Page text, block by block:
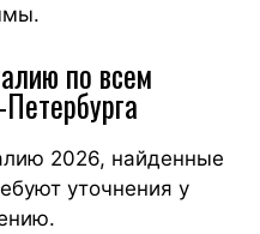
по всем
2026, найденные
уточнения у